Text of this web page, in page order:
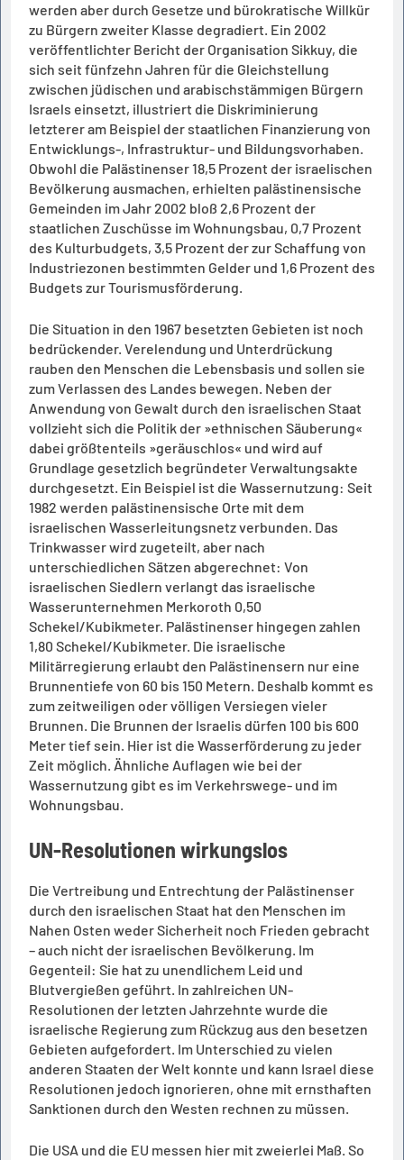
werden aber durch Gesetze und bürokratische Willkür
zu Bürgern zweiter Klasse degradiert. Ein 2002
veröffentlichter Bericht der Organisation Sikkuy, die
sich seit fünfzehn Jahren für die Gleichstellung
zwischen jüdischen und arabischstämmigen Bürgern
Israels einsetzt, illustriert die Diskriminierung
letzterer am Beispiel der staatlichen Finanzierung von
Entwicklungs-, Infrastruktur- und Bildungsvorhaben.
Obwohl die Palästinenser 18,5 Prozent der israelischen
Bevölkerung ausmachen, erhielten palästinensische
Gemeinden im Jahr 2002 bloß 2,6 Prozent der
staatlichen Zuschüsse im Wohnungsbau, 0,7 Prozent
des Kulturbudgets, 3,5 Prozent der zur Schaffung von
Industriezonen bestimmten Gelder und 1,6 Prozent des
Budgets zur Tourismusförderung.
Die Situation in den 1967 besetzten Gebieten ist noch
bedrückender. Verelendung und Unterdrückung
rauben den Menschen die Lebensbasis und sollen sie
zum Verlassen des Landes bewegen. Neben der
Anwendung von Gewalt durch den israelischen Staat
vollzieht sich die Politik der »ethnischen Säuberung«
dabei größtenteils »geräuschlos« und wird auf
Grundlage gesetzlich begründeter Verwaltungsakte
durchgesetzt. Ein Beispiel ist die Wassernutzung: Seit
1982 werden palästinensische Orte mit dem
israelischen Wasserleitungsnetz verbunden. Das
Trinkwasser wird zugeteilt, aber nach
unterschiedlichen Sätzen abgerechnet: Von
israelischen Siedlern verlangt das israelische
Wasserunternehmen Merkoroth 0,50
Schekel/Kubikmeter. Palästinenser hingegen zahlen
1,80 Schekel/Kubikmeter. Die israelische
Militärregierung erlaubt den Palästinensern nur eine
Brunnentiefe von 60 bis 150 Metern. Deshalb kommt es
zum zeitweiligen oder völligen Versiegen vieler
Brunnen. Die Brunnen der Israelis dürfen 100 bis 600
Meter tief sein. Hier ist die Wasserförderung zu jeder
Zeit möglich. Ähnliche Auflagen wie bei der
Wassernutzung gibt es im Verkehrswege- und im
Wohnungsbau.
UN-Resolutionen wirkungslos
Die Vertreibung und Entrechtung der Palästinenser
durch den israelischen Staat hat den Menschen im
Nahen Osten weder Sicherheit noch Frieden gebracht
– auch nicht der israelischen Bevölkerung. Im
Gegenteil: Sie hat zu unendlichem Leid und
Blutvergießen geführt. In zahlreichen UN-
Resolutionen der letzten Jahrzehnte wurde die
israelische Regierung zum Rückzug aus den besetzen
Gebieten aufgefordert. Im Unterschied zu vielen
anderen Staaten der Welt konnte und kann Israel diese
Resolutionen jedoch ignorieren, ohne mit ernsthaften
Sanktionen durch den Westen rechnen zu müssen.
Die USA und die EU messen hier mit zweierlei Maß. So